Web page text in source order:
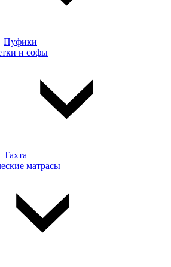
Пуфики
и софы
Тахта
матрасы